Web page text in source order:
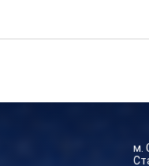
м.